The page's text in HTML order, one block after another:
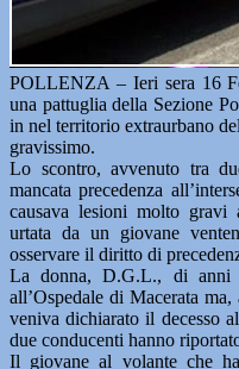
POLLENZA – Ieri sera 16
una pattuglia della Sezione
in nel territorio extraurbano
gravissimo.
Lo scontro, avvenuto tra
mancata precedenza
causava lesioni molto gravi
urtata da un giovane
osservare il diritto di
La donna, D.G.L., di anni
all’Ospedale di Macerata
veniva dichiarato il decesso
due conducenti hanno
Il giovane al volante che